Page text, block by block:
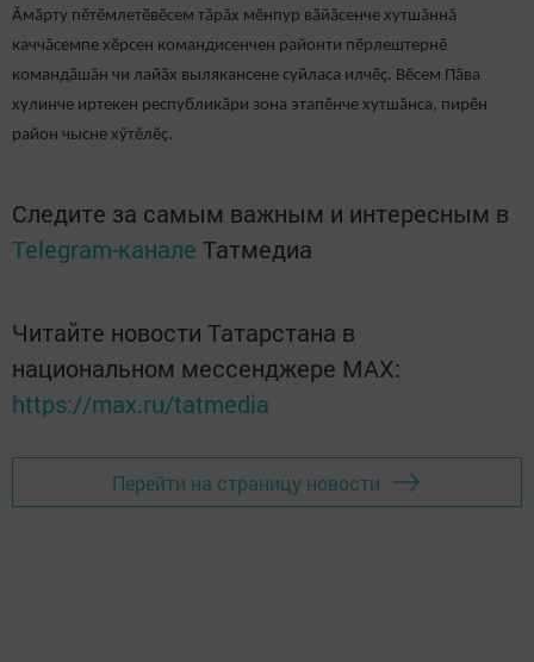
Ӑмӑрту пӗтӗмлетӗвӗсем тӑрӑх мӗнпур вӑйăсенче хутшӑннӑ
каччăсемпе хӗрсен командисенчен районти пӗрлештернӗ
командăшăн чи лайӑх вылякансене суйласа илчӗç. Вӗсем Пăва
хулинче иртекен республикӑри зона этапӗнче хутшăнса, пирӗн
район чысне хӳтӗлӗç.
Следите за самым важным и интересным в
Telegram-канале Татмедиа
Читайте новости Татарстана в
национальном мессенджере MАХ:
https://max.ru/tatmedia
Перейти на страницу новости